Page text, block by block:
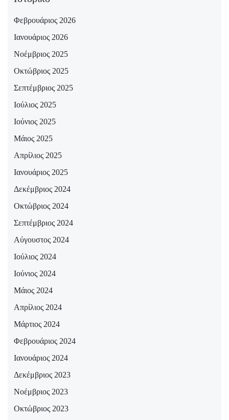
Φεβρουάριος 2026
Ιανουάριος 2026
Νοέμβριος 2025
Οκτώβριος 2025
Σεπτέμβριος 2025
Ιούλιος 2025
Ιούνιος 2025
Μάιος 2025
Απρίλιος 2025
Ιανουάριος 2025
Δεκέμβριος 2024
Οκτώβριος 2024
Σεπτέμβριος 2024
Αύγουστος 2024
Ιούλιος 2024
Ιούνιος 2024
Μάιος 2024
Απρίλιος 2024
Μάρτιος 2024
Φεβρουάριος 2024
Ιανουάριος 2024
Δεκέμβριος 2023
Νοέμβριος 2023
Οκτώβριος 2023